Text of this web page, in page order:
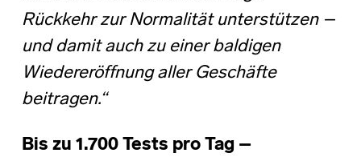
Rückkehr zur Normalität unterstützen –
und damit auch zu einer baldigen
Wiedereröffnung aller Geschäfte
beitragen.“
Bis zu 1.700 Tests pro Tag –